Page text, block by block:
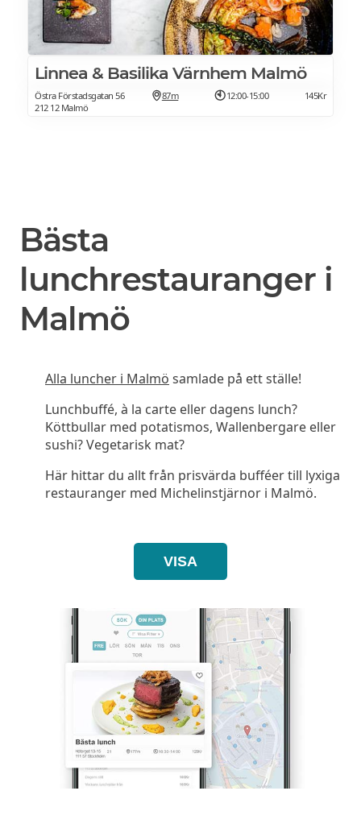
Linnea & Basilika Värnhem Malmö
Östra Förstadsgatan 56
212 12 Malmö
87m 12:00-15:00 145Kr
Bästa
lunchrestauranger i
Malmö
Alla luncher i Malmö samlade på ett ställe!
Lunchbuffé, à la carte eller dagens lunch?
Köttbullar med potatismos, Wallenbergare eller
sushi? Vegetarisk mat?
Här hittar du allt från prisvärda bufféer till lyxiga
restauranger med Michelinstjärnor i Malmö.
VISA